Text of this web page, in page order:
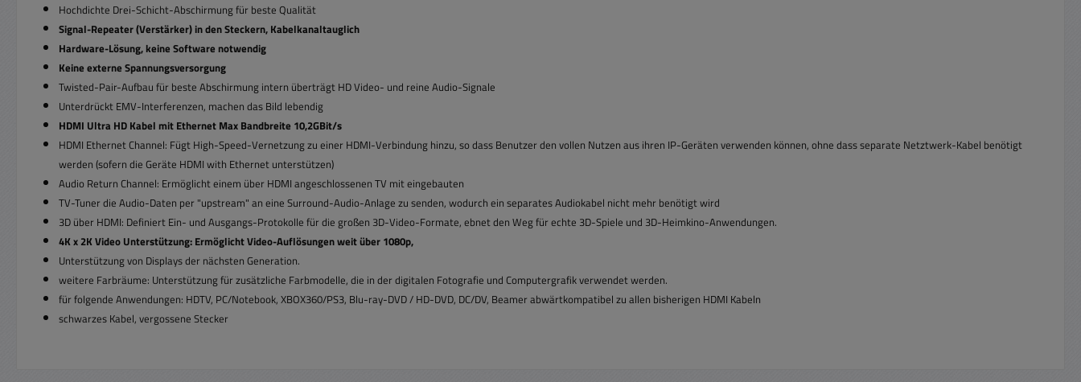
Hochdichte Drei-Schicht-Abschirmung für beste Qualität
Signal-Repeater (Verstärker) in den Steckern, Kabelkanaltauglich
Hardware-Lösung, keine Software notwendig
Keine externe Spannungsversorgung
Twisted-Pair-Aufbau für beste Abschirmung intern überträgt HD Video- und reine Audio-Signale
Unterdrückt EMV-Interferenzen, machen das Bild lebendig
HDMI Ultra HD Kabel mit Ethernet Max Bandbreite 10,2GBit/s
HDMI Ethernet Channel: Fügt High-Speed-Vernetzung zu einer HDMI-Verbindung hinzu, so dass Benutzer den vollen Nutzen aus ihren IP-Geräten verwenden können, ohne dass separate Netztwerk-Kabel benötigt
werden (sofern die Geräte HDMI with Ethernet unterstützen)
Audio Return Channel: Ermöglicht einem über HDMI angeschlossenen TV mit eingebauten
TV-Tuner die Audio-Daten per "upstream" an eine Surround-Audio-Anlage zu senden, wodurch ein separates Audiokabel nicht mehr benötigt wird
3D über HDMI: Definiert Ein- und Ausgangs-Protokolle für die großen 3D-Video-Formate, ebnet den Weg für echte 3D-Spiele und 3D-Heimkino-Anwendungen.
4K x 2K Video Unterstützung: Ermöglicht Video-Auflösungen weit über 1080p,
Unterstützung von Displays der nächsten Generation.
weitere Farbräume: Unterstützung für zusätzliche Farbmodelle, die in der digitalen Fotografie und Computergrafik verwendet werden.
für folgende Anwendungen: HDTV, PC/Notebook, XBOX360/PS3, Blu-ray-DVD / HD-DVD, DC/DV, Beamer abwärtkompatibel zu allen bisherigen HDMI Kabeln
schwarzes Kabel, vergossene Stecker